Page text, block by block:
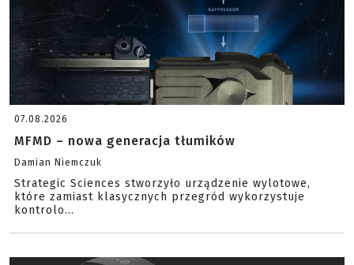
07.08.2026
MFMD – nowa generacja tłumików
Damian Niemczuk
Strategic Sciences stworzyło urządzenie wylotowe,
które zamiast klasycznych przegród wykorzystuje
kontrolo...